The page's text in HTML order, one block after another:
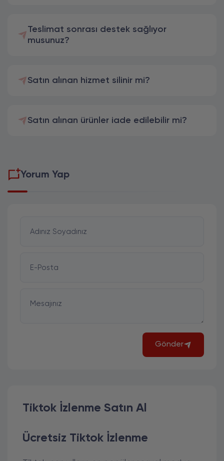
Teslimat sonrası destek sağlıyor
musunuz?
Satın alınan hizmet silinir mi?
Satın alınan ürünler iade edilebilir mi?
Yorum Yap
Adınız Soyadınız
E-Posta
Mesajınız
Gönder
Tiktok İzlenme Satın Al
Ücretsiz Tiktok İzlenme